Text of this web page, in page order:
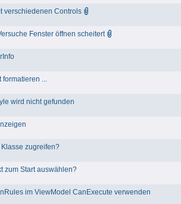
verschiedenen Controls
Fenster öffnen scheitert
formatieren ...
wird nicht gefunden
zugreifen?
zum Start auswählen?
im ViewModel CanExecute verwenden